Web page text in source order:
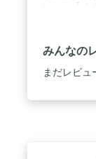
合わせて
わつかず
な着用感
感。つけて
で、スポー
みんなの
まだレビュ